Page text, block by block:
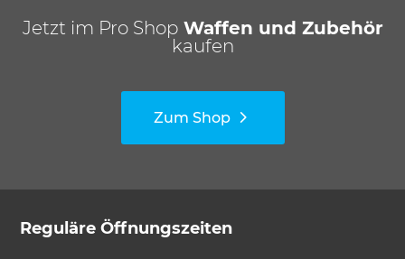
Jetzt im Pro Shop Waffen und Zubehör
kaufen
Zum Shop
Reguläre Öffnungszeiten